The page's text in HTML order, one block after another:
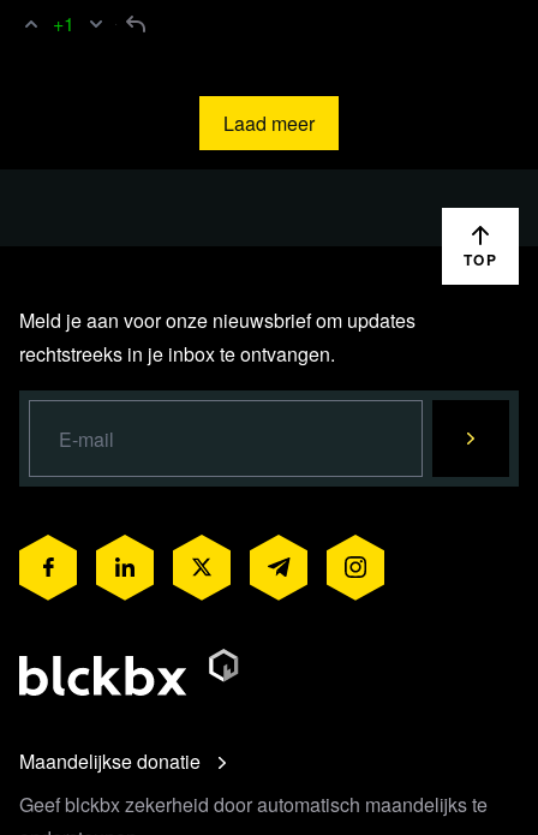
+1
Laad meer
TOP
Meld je aan voor onze nieuwsbrief om updates
rechtstreeks in je inbox te ontvangen.
Maandelijkse donatie
Geef blckbx zekerheid door automatisch maandelijks te